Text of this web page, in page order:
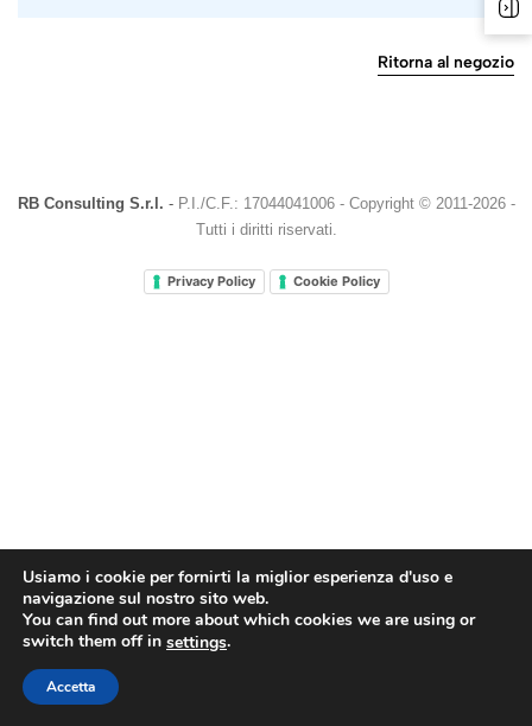
Ritorna al negozio
Usiamo i cookie per fornirti la miglior esperienza d'uso e
navigazione sul nostro sito web.
You can find out more about which cookies we are using or
switch them off in settings.
Accetta
RB Consulting S.r.l. - P.I./C.F.: 17044041006 - Copyright © 2011-2026 -
Tutti i diritti riservati.
Privacy Policy Cookie Policy